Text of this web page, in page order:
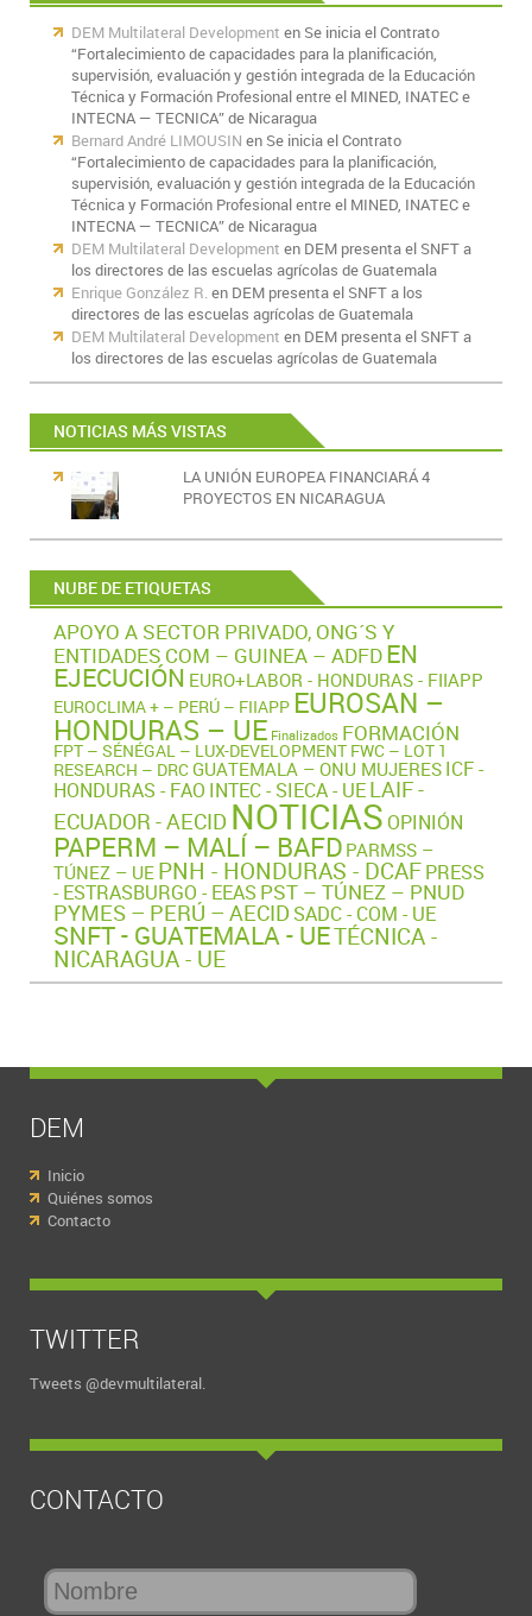
DEM Multilateral Development en Se inicia el Contrato
“Fortalecimiento de capacidades para la planificación,
supervisión, evaluación y gestión integrada de la Educación
Técnica y Formación Profesional entre el MINED, INATEC e
INTECNA — TECNICA” de Nicaragua
Bernard André LIMOUSIN en Se inicia el Contrato
“Fortalecimiento de capacidades para la planificación,
supervisión, evaluación y gestión integrada de la Educación
Técnica y Formación Profesional entre el MINED, INATEC e
INTECNA — TECNICA” de Nicaragua
DEM Multilateral Development en DEM presenta el SNFT a
los directores de las escuelas agrícolas de Guatemala
Enrique González R.en DEM presenta el SNFT a los
directores de las escuelas agrícolas de Guatemala
DEM Multilateral Development en DEM presenta el SNFT a
los directores de las escuelas agrícolas de Guatemala
NOTICIAS MÁS VISTAS
LA UNIÓN EUROPEA FINANCIARÁ 4
PROYECTOS EN NICARAGUA
NUBE DE ETIQUETAS
APOYO A SECTOR PRIVADO, ONG´S Y
ENTIDADES COM – GUINEA – ADFDEN
EJECUCIÓN EURO+LABOR - HONDURAS - FIIAPP
EUROCLIMA + – PERÚ – FIIAPP EUROSAN –
HONDURAS – UE Finalizados FORMACIÓN
FPT – SÉNÉGAL – LUX-DEVELOPMENT FWC – LOT 1
RESEARCH – DRCGUATEMALA – ONU MUJERES ICF -
HONDURAS - FAO INTEC - SIECA - UELAIF -
ECUADOR - AECID NOTICIASOPINIÓN
PAPERM – MALÍ – BAFD PARMSS –
TÚNEZ – UE PNH - HONDURAS - DCAFPRESS
- ESTRASBURGO - EEAS PST – TÚNEZ – PNUD
PYMES – PERÚ – AECID SADC - COM - UE
SNFT - GUATEMALA - UETÉCNICA -
NICARAGUA - UE
DEM
Inicio
Quiénes somos
Contacto
TWITTER
Tweets @devmultilateral.
CONTACTO